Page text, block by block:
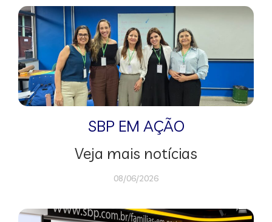
SBP EM AÇÃO
Veja mais notícias
08/06/2026